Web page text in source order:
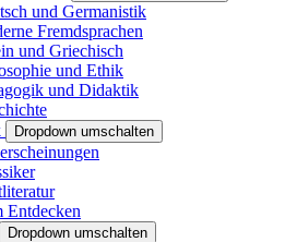
und Germanistik
Fremdsprachen
und Griechisch
und Ethik
und Didaktik
Dropdown umschalten
Entdecken
Dropdown umschalten